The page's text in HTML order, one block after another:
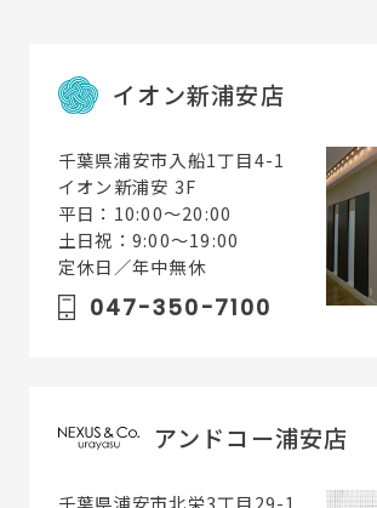
イオン新浦安店
千葉県浦安市入船1丁目4-1
イオン新浦安 3F
平日：10:00～20:00
土日祝：9:00～19:00
定休日／年中無休
047-350-7100
アンドコー浦安店
千葉県浦安市北栄3丁目29-1